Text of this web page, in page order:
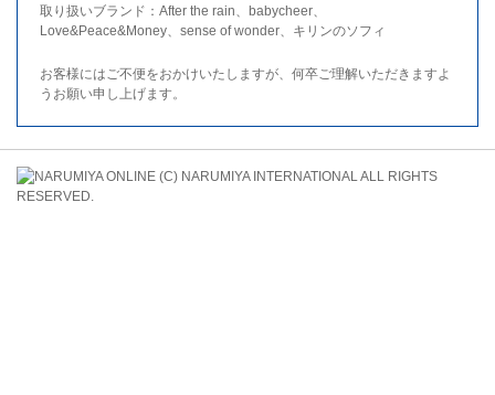
取り扱いブランド：After the rain、babycheer、
Love&Peace&Money、sense of wonder、キリンのソフィ
お客様にはご不便をおかけいたしますが、何卒ご理解いただきますよ
うお願い申し上げます。